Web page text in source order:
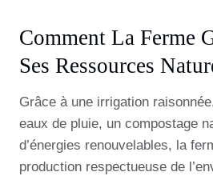
Comment La Ferme
Ses Ressources
Grâce à une irrigation
eaux de pluie, un compostage
d’énergies renouvelables, la
production respectueuse de